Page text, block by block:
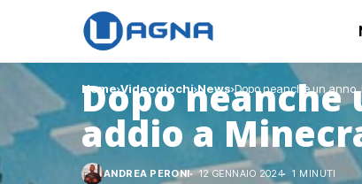
Home Videogiochi News Dopo neanche un
Dopo neanche
addio a
ANDREA PERONI 12 GENNAIO 2024 1 MINUTI